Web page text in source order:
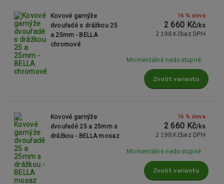
Kovové garnýže
dvouřadé s drážkou 25
a 25mm - BELLA
chromové
16 % sleva
2 660 Kč/ks
2 198 Kč bez DPH
Momentálně nedostupné
Zvolit variantu
Kovové garnýže
dvouřadé 25 a 25mm s
drážkou - BELLA mosaz
16 % sleva
2 660 Kč/ks
2 198 Kč bez DPH
Momentálně nedostupné
Zvolit variantu